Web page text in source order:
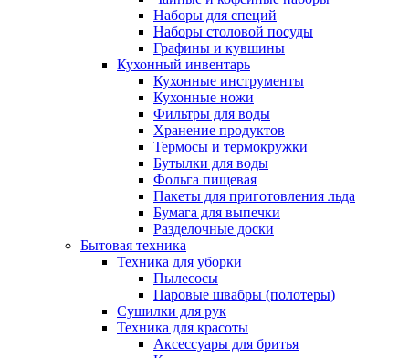
Наборы для специй
Наборы столовой посуды
Графины и кувшины
Кухонный инвентарь
Кухонные инструменты
Кухонные ножи
Фильтры для воды
Хранение продуктов
Термосы и термокружки
Бутылки для воды
Фольга пищевая
Пакеты для приготовления льда
Бумага для выпечки
Разделочные доски
Бытовая техника
Техника для уборки
Пылесосы
Паровые швабры (полотеры)
Сушилки для рук
Техника для красоты
Аксессуары для бритья